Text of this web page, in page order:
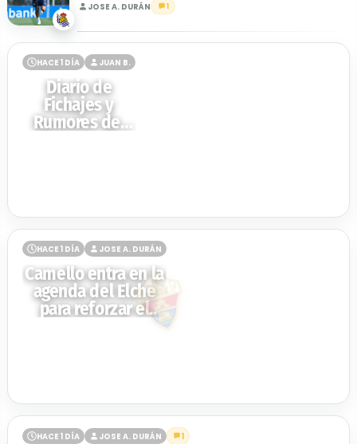
JOSE A. DURÁN 1
HACE 1 DÍA JUAN B.
Diario de
Fichajes y
Rumores del
HACE 1 DÍA JOSE A. DURÁN
Camello entra en la
agenda del Elche
para reforzar el
HACE 1 DÍA JOSE A. DURÁN 1